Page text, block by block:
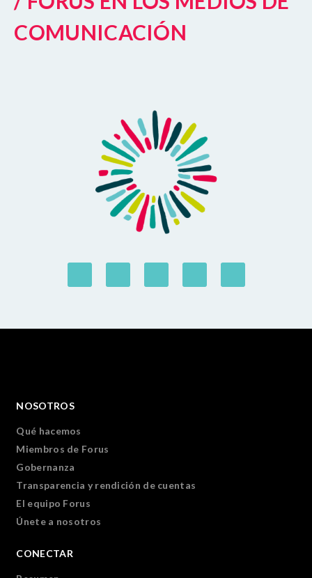
COMUNICACIÓN
NOSOTROS
Qué hacemos
Miembros de Forus
Gobernanza
Transparencia y rendición de cuentas
El equipo Forus
Únete a nosotros
CONECTAR